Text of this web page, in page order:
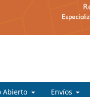
Abierto Envíos